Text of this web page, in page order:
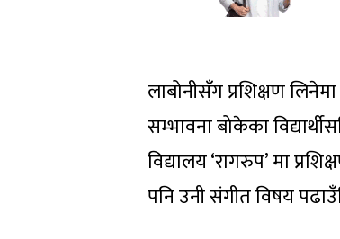
लाबोनीसँग प्रशिक्षण
सम्भावना बोकेका
विद्यालय ‘रागरुप’ मा
पनि उनी संगीत विषय